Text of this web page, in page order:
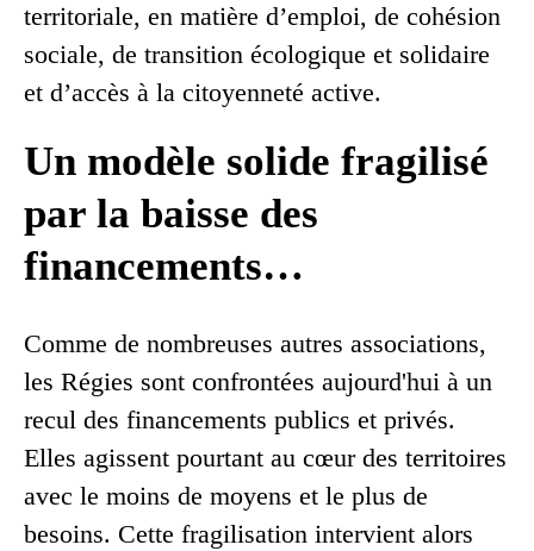
territoriale, en matière d’emploi, de cohésion
sociale, de transition écologique et solidaire
et d’accès à la citoyenneté active.
Un modèle solide fragilisé
par la baisse des
financements…
Comme de nombreuses autres associations,
les Régies sont confrontées aujourd'hui à un
recul des financements publics et privés.
Elles agissent pourtant au cœur des territoires
avec le moins de moyens et le plus de
besoins. Cette fragilisation intervient alors